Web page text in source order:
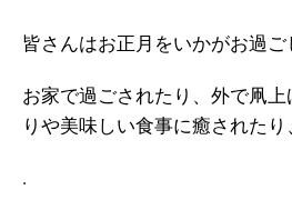
皆さんはお正月をいかがお過
お家で過ごされたり、外で凧
りや美味しい食事に癒された
.